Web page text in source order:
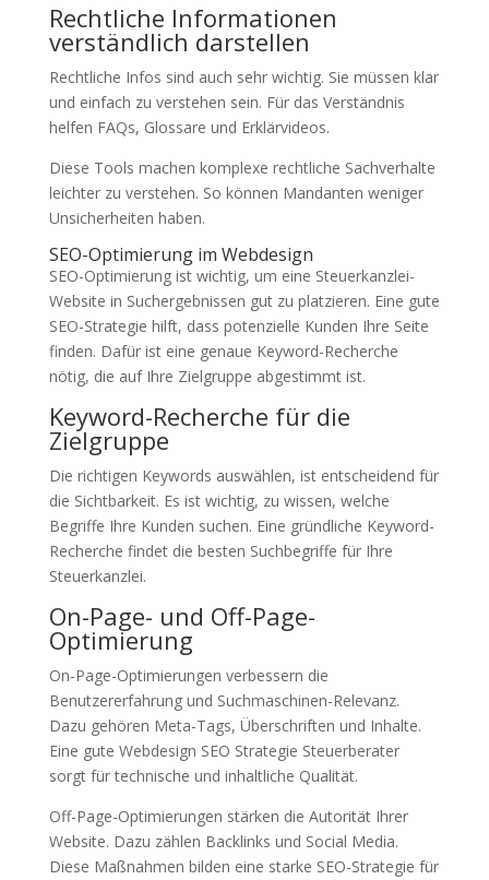
Rechtliche Informationen
verständlich darstellen
Rechtliche Infos sind auch sehr wichtig. Sie müssen klar
und einfach zu verstehen sein. Für das Verständnis
helfen FAQs, Glossare und Erklärvideos.
Diese Tools machen komplexe rechtliche Sachverhalte
leichter zu verstehen. So können Mandanten weniger
Unsicherheiten haben.
SEO-Optimierung im Webdesign
SEO-Optimierung ist wichtig, um eine Steuerkanzlei-
Website in Suchergebnissen gut zu platzieren. Eine gute
SEO-Strategie hilft, dass potenzielle Kunden Ihre Seite
finden. Dafür ist eine genaue Keyword-Recherche
nötig, die auf Ihre Zielgruppe abgestimmt ist.
Keyword-Recherche für die
Zielgruppe
Die richtigen Keywords auswählen, ist entscheidend für
die Sichtbarkeit. Es ist wichtig, zu wissen, welche
Begriffe Ihre Kunden suchen. Eine gründliche Keyword-
Recherche findet die besten Suchbegriffe für Ihre
Steuerkanzlei.
On-Page- und Off-Page-
Optimierung
On-Page-Optimierungen verbessern die
Benutzererfahrung und Suchmaschinen-Relevanz.
Dazu gehören Meta-Tags, Überschriften und Inhalte.
Eine gute Webdesign SEO Strategie Steuerberater
sorgt für technische und inhaltliche Qualität.
Off-Page-Optimierungen stärken die Autorität Ihrer
Website. Dazu zählen Backlinks und Social Media.
Diese Maßnahmen bilden eine starke SEO-Strategie für